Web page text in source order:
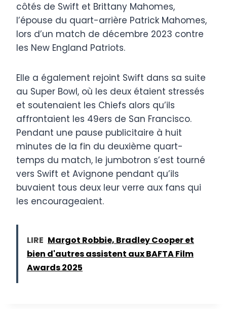
côtés de Swift et Brittany Mahomes,
l’épouse du quart-arrière Patrick Mahomes,
lors d’un match de décembre 2023 contre
les New England Patriots.
Elle a également rejoint Swift dans sa suite
au Super Bowl, où les deux étaient stressés
et soutenaient les Chiefs alors qu’ils
affrontaient les 49ers de San Francisco.
Pendant une pause publicitaire à huit
minutes de la fin du deuxième quart-
temps du match, le jumbotron s’est tourné
vers Swift et Avignone pendant qu’ils
buvaient tous deux leur verre aux fans qui
les encourageaient.
LIRE Margot Robbie, Bradley Cooper et
bien d'autres assistent aux BAFTA Film
Awards 2025